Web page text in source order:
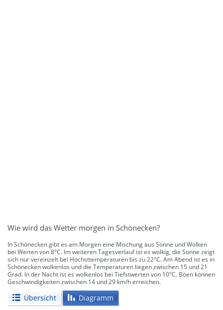
Wie wird das Wetter morgen in Schönecken?
In Schönecken gibt es am Morgen eine Mischung aus Sonne und Wolken
bei Werten von 8°C. Im weiteren Tagesverlauf ist es wolkig, die Sonne zeigt
sich nur vereinzelt bei Höchsttemperaturen bis zu 22°C. Am Abend ist es in
Schönecken wolkenlos und die Temperaturen liegen zwischen 15 und 21
Grad. In der Nacht ist es wolkenlos bei Tiefstwerten von 10°C. Böen können
Geschwindigkeiten zwischen 14 und 29 km/h erreichen.
Übersicht Diagramm